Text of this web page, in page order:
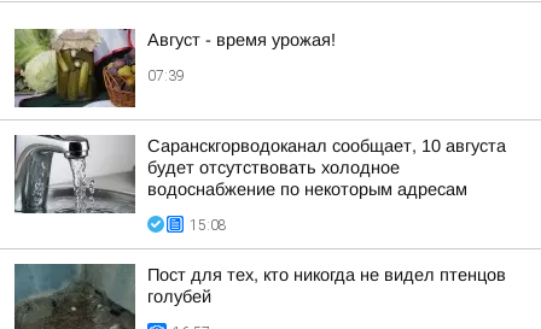
Август - время урожая!
07:39
Саранскгорводоканал сообщает, 10 августа
будет отсутствовать холодное
водоснабжение по некоторым адресам
15:08
Пост для тех, кто никогда не видел птенцов
голубей